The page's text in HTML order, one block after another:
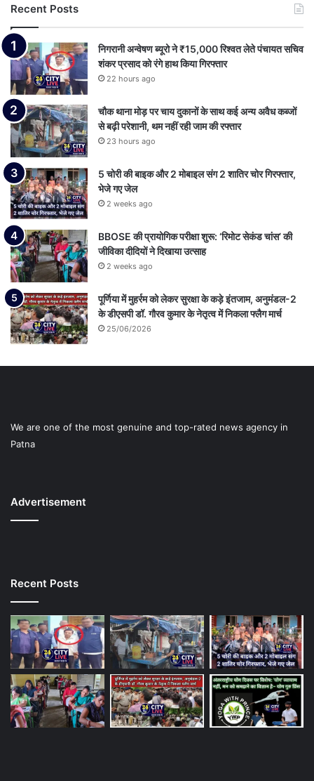
Recent Posts
निगरानी अन्वेषण ब्यूरो ने ₹15,000 रिश्वत लेते पंचायत सचिव
शंकर प्रसाद को रंगे हाथ किया गिरफ्तार
22 hours ago
चौक थाना मोड़ पर चाय दुकानों के साथ कई अन्य अवैध कब्जों
से बढ़ी परेशानी, थम नहीं रही जाम की रफ्तार
23 hours ago
5 चोरी की बाइक और 2 मोबाइल संग 2 शातिर चोर गिरफ्तार,
भेजे गए जेल
2 weeks ago
BBOSE की प्रायोगिक परीक्षा शुरू: ‘रिमोट सेकंड चांस’ की
जीविका दीदियों ने दिखाया उत्साह
2 weeks ago
पूर्णिया में मुहर्रम को लेकर सुरक्षा के कड़े इंतजाम, अनुमंडल-2
के डीएसपी डॉ. गौरव कुमार के नेतृत्व में निकला फ्लैग मार्च
25/06/2026
We are one of the most genuine and top-rated news agency in
Patna
Advertisement
Recent Posts